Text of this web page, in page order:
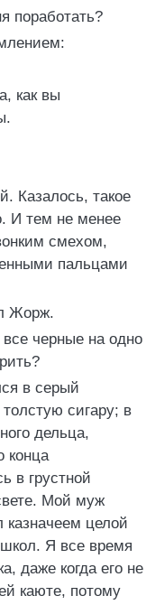
поработать?
как вы
Казалось, такое
И тем не менее
смехом,
пальцами
Жорж.
черные на одно
в серый
сигару; в
дельца,
конца
в грустной
Мой муж
целой
Я все время
даже когда его не
каюте, потому